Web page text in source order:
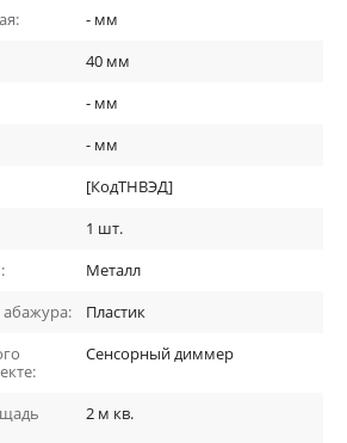
- мм
40 мм
- мм
- мм
[КодТНВЭД]
1 шт.
Металл
Пластик
Сенсорный диммер
2 м кв.